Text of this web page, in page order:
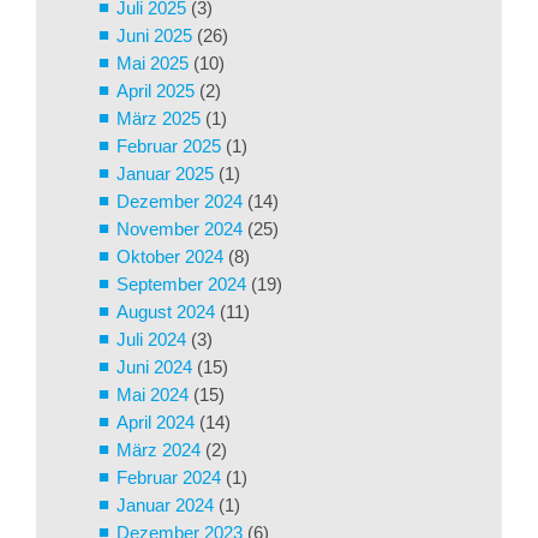
Juli 2025 (3)
Juni 2025 (26)
Mai 2025 (10)
April 2025 (2)
März 2025 (1)
Februar 2025 (1)
Januar 2025 (1)
Dezember 2024 (14)
November 2024 (25)
Oktober 2024 (8)
September 2024 (19)
August 2024 (11)
Juli 2024 (3)
Juni 2024 (15)
Mai 2024 (15)
April 2024 (14)
März 2024 (2)
Februar 2024 (1)
Januar 2024 (1)
Dezember 2023 (6)